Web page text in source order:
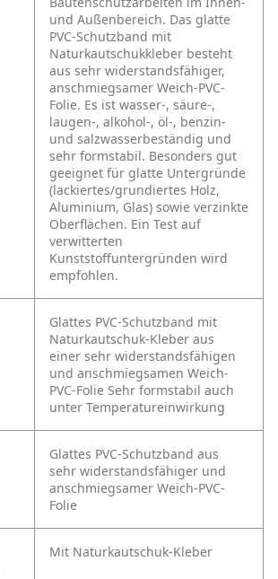
und Außenbereich. Das glatte
PVC-Schutzband mit
Naturkautschukkleber besteht
aus sehr widerstandsfähiger,
anschmiegsamer Weich-PVC-
Folie. Es ist wasser-, säure-,
laugen-, alkohol-, öl-, benzin-
und salzwasserbeständig und
sehr formstabil. Besonders gut
geeignet für glatte Untergründe
(lackiertes/grundiertes Holz,
Aluminium, Glas) sowie verzinkte
Oberflächen. Ein Test auf
verwitterten
Kunststoffuntergründen wird
empfohlen.
Glattes PVC-Schutzband mit
Naturkautschuk-Kleber aus
einer sehr widerstandsfähigen
und anschmiegsamen Weich-
PVC-Folie Sehr formstabil auch
unter Temperatureinwirkung
Glattes PVC-Schutzband aus
sehr widerstandsfähiger und
anschmiegsamer Weich-PVC-
Folie
Mit Naturkautschuk-Kleber